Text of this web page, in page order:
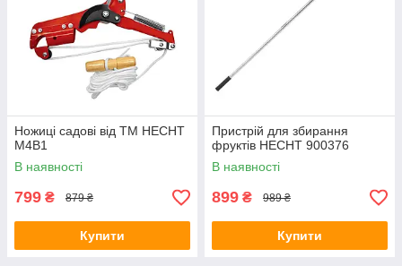
Ножиці садові від ТМ HECHT
M4B1
В наявності
799 ₴ 879 ₴
Купити
Пристрій для збирання
фруктів HECHT 900376
В наявності
899 ₴ 989 ₴
Купити